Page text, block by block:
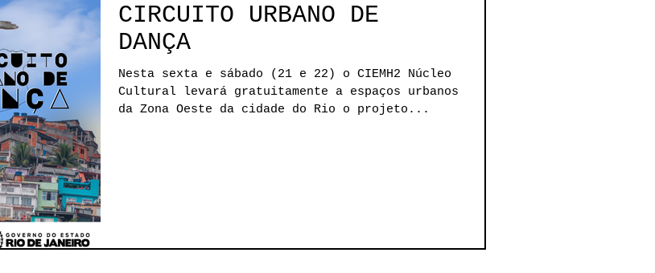
CIRCUITO URBANO DE
DANÇA
Nesta sexta e sábado (21 e 22) o CIEMH2 Núcleo
Cultural levará gratuitamente a espaços urbanos
da Zona Oeste da cidade do Rio o projeto...